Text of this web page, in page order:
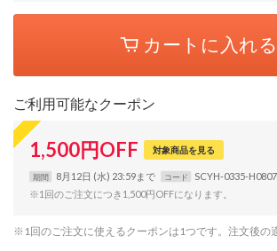
カートに入れる
ご利用可能なクーポン
1,500円OFF 対象商品を見る
期間 8月12日 (水) 23:59まで コード
SCYH-0335-
※1回のご注文につき1,500円OFFになります。
※1回のご注文に使えるクーポンは1つです。注文後の